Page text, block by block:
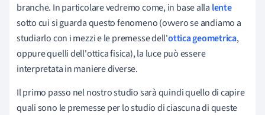
branche. In particolare vedremo come, in base alla lente
sotto cui si guarda questo fenomeno (ovvero se andiamo a
studiarlo con i mezzi e le premesse dell'ottica geometrica,
oppure quelli dell'ottica fisica), la luce può essere
interpretata in maniere diverse.
Il primo passo nel nostro studio sarà quindi quello di capire
quali sono le premesse per lo studio di ciascuna di queste